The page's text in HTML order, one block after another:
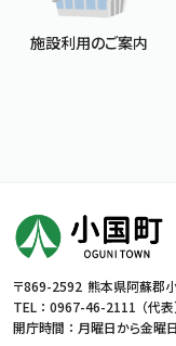
施設利用のご案内
〒869-2592 熊本県阿蘇郡
TEL ： 0967-46-2111 （代表
開庁時間 ： 月曜日から金曜日